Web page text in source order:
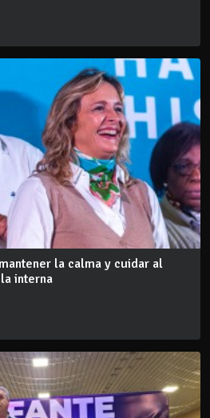
la calma y cuidar al
interna